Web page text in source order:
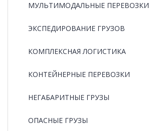
МУЛЬТИМОДАЛЬНЫЕ ПЕРЕВОЗКИ
ЭКСПЕДИРОВАНИЕ ГРУЗОВ
КОМПЛЕКСНАЯ ЛОГИСТИКА
КОНТЕЙНЕРНЫЕ ПЕРЕВОЗКИ
НЕГАБАРИТНЫЕ ГРУЗЫ
ОПАСНЫЕ ГРУЗЫ